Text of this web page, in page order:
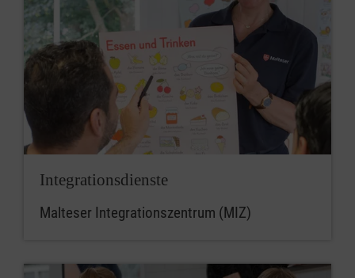
Integrationsdienste
Malteser Integrationszentrum (MIZ)